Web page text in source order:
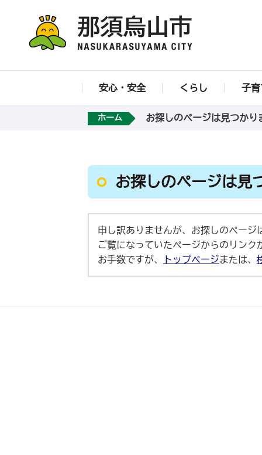
安心・安全 くらし 子育
ホーム お探しのページは見つかり
お探しのページは見
申し訳ありませんが、お探しのページ
ご覧になっていたページからのリン
お手数ですが、
トップページまたは、